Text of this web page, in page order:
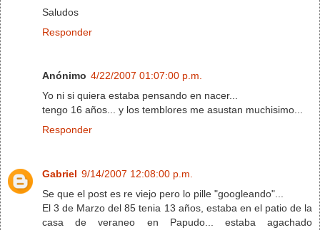
Saludos
Responder
Anónimo 4/22/2007 01:07:00 p.m.
Yo ni si quiera estaba pensando en nacer...
tengo 16 años... y los temblores me asustan muchisimo...
Responder
Gabriel 9/14/2007 12:08:00 p.m.
Se que el post es re viejo pero lo pille "googleando"...
El 3 de Marzo del 85 tenia 13 años, estaba en el patio de la
casa de veraneo en Papudo... estaba agachado